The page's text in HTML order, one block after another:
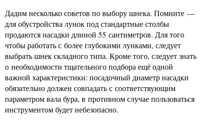
Дадим несколько советов по выбору шнека. Помните —
для обустройства лунок под стандартные столбы
продаются насадки длиной 55 сантиметров. Для того
чтобы работать с более глубокими лунками, следует
выбрать шнек складного типа. Кроме того, следует знать
о необходимости тщательного подбора ещё одной
важной характеристики: посадочный диаметр насадки
обязательно должен совпадать с соответствующим
параметром вала бура, в противном случае пользоваться
инструментом будет небезопасно.